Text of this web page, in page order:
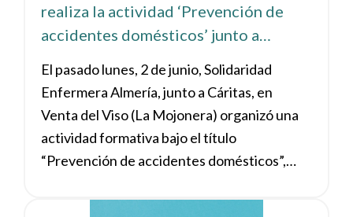
realiza la actividad ‘Prevención de
accidentes domésticos’ junto a
El pasado lunes, 2 de junio, Solidaridad
Enfermera Almería, junto a Cáritas, en
Venta del Viso (La Mojonera) organizó una
actividad formativa bajo el título
“Prevención de accidentes domésticos”,